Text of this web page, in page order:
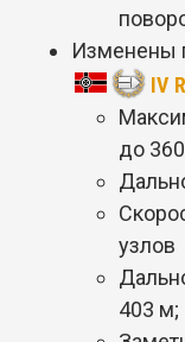
Изменены
IV
до
узлов
403 м;